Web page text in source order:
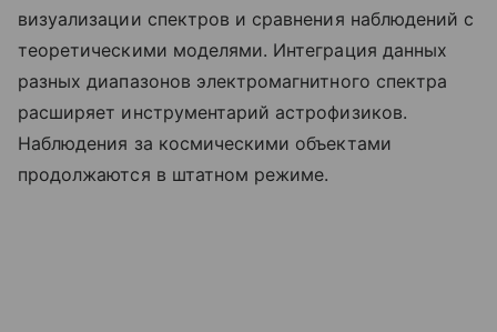
визуализации спектров и сравнения наблюдений с
теоретическими моделями. Интеграция данных
разных диапазонов электромагнитного спектра
расширяет инструментарий астрофизиков.
Наблюдения за космическими объектами
продолжаются в штатном режиме.